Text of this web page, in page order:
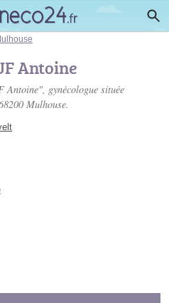
Antoine
Antoine", gynécologue située
Mulhouse.